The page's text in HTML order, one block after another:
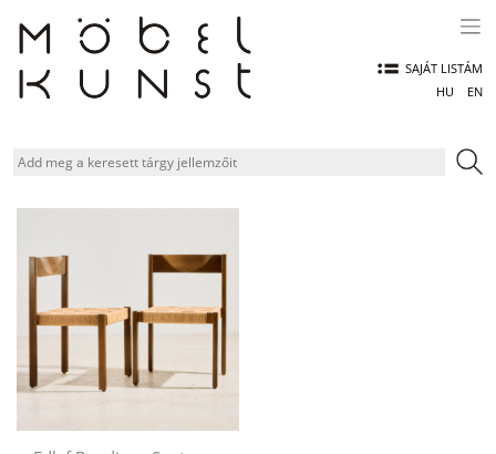
content
SAJÁT LISTÁM
HU
EN